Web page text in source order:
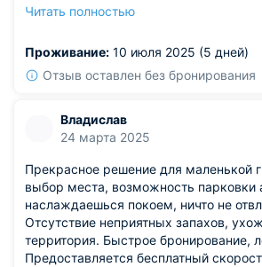
Пространства хватает каждому
мнению друзей, теперь с
наши личные рекомендации.
Читать полностью
Проживание: 10 июля 2025 (5 дней)
Отзыв оставлен без бронирования
Владислав
24 марта 2025
Прекрасное решение для маленькой
выбор места, возможность парковки
наслаждаешься покоем, ничто не
Отсутствие неприятных запахов,
территория. Быстрое бронирование,
Предоставляется бесплатный